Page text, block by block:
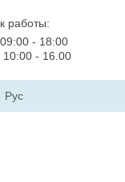
работы:
- 18:00
- 16.00
Рус